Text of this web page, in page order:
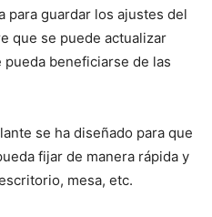
para guardar los ajustes del
que se puede actualizar
beneficiarse de las
se ha diseñado para que
fijar de manera rápida y
mesa, etc.